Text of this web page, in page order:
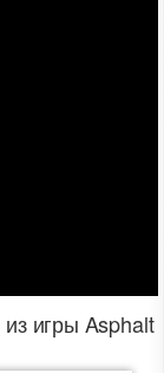
из игры Asphalt